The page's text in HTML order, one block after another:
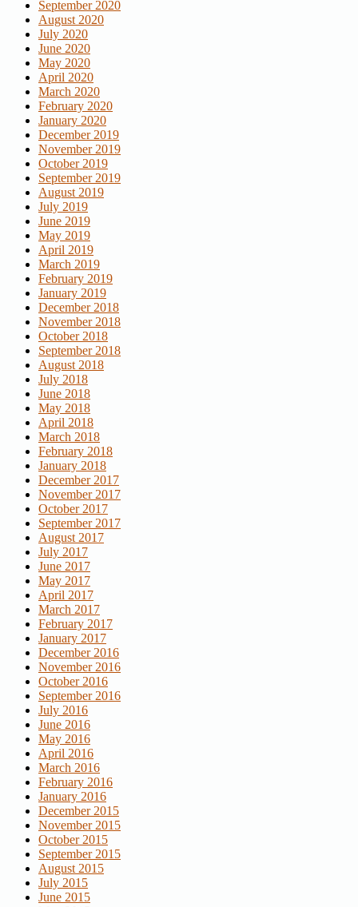
September 2020
August 2020
July 2020
June 2020
May 2020
April 2020
March 2020
February 2020
January 2020
December 2019
November 2019
October 2019
September 2019
August 2019
July 2019
June 2019
May 2019
April 2019
March 2019
February 2019
January 2019
December 2018
November 2018
October 2018
September 2018
August 2018
July 2018
June 2018
May 2018
April 2018
March 2018
February 2018
January 2018
December 2017
November 2017
October 2017
September 2017
August 2017
July 2017
June 2017
May 2017
April 2017
March 2017
February 2017
January 2017
December 2016
November 2016
October 2016
September 2016
July 2016
June 2016
May 2016
April 2016
March 2016
February 2016
January 2016
December 2015
November 2015
October 2015
September 2015
August 2015
July 2015
June 2015